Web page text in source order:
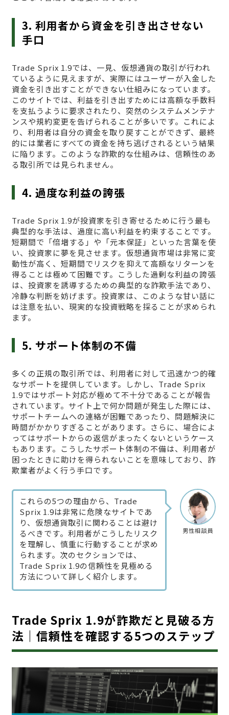
3. 利用者から資金を引き出させない
手口
Trade Sprix 1.9では、一見、仮想通貨の取引が行われ
ているように見えますが、実際にはユーザーが入金した
資金を引き出すことができない仕組みになっています。
このサイトでは、利益を引き出すためには高額な手数料
を支払うように要求されたり、突然のシステムメンテナ
ンスや規約変更を告げられることが多いです。これによ
り、利用者は自分の資金を取り戻すことができず、最終
的には業者にすべての資金を持ち逃げされるという結果
に陥ります。このような詐欺的な仕組みは、信頼性のあ
る取引所では見られません。
4. 過度な利益の誇張
Trade Sprix 1.9が投資家を引き寄せるために行う最も
典型的な手法は、過度に高い利益を約束することです。
短期間で「倍増する」や「元本保証」といった言葉を使
い、投資家に夢を見させます。仮想通貨市場は非常に変
動性が高く、短期間でリスクを抑えて高額なリターンを
得ることは極めて困難です。こうした過剰な利益の誇張
は、投資家を誘導するための典型的な詐欺手法であり、
冷静な判断を妨げます。投資家は、このような甘い話に
は注意を払い、現実的な投資戦略を採ることが求められ
ます。
5. サポート体制の不備
多くの正規の取引所では、利用者に対して迅速かつ的確
なサポートを提供しています。しかし、Trade Sprix
1.9ではサポート対応が極めて不十分であることが報告
されています。サイト上で何か問題が発生した際には、
サポートチームへの連絡が困難であったり、問題解決に
時間がかかりすぎることがあります。さらに、場合によ
ってはサポートからの返信がまったくないというケース
もあります。こうしたサポート体制の不備は、利用者が
困ったときに助けを得られないことを意味しており、詐
欺業者がよく行う手口です。
男性相談員
これらの5つの理由から、Trade
Sprix 1.9は非常に危険なサイトであ
り、仮想通貨取引に関わることは避け
るべきです。利用者がこうしたリスク
を理解し、慎重に行動することが求め
られます。次のセクションでは、
Trade Sprix 1.9の信頼性を見極める
方法について詳しく紹介します。
Trade Sprix 1.9が詐欺だと見破る方
法｜信頼性を確認する5つのステップ